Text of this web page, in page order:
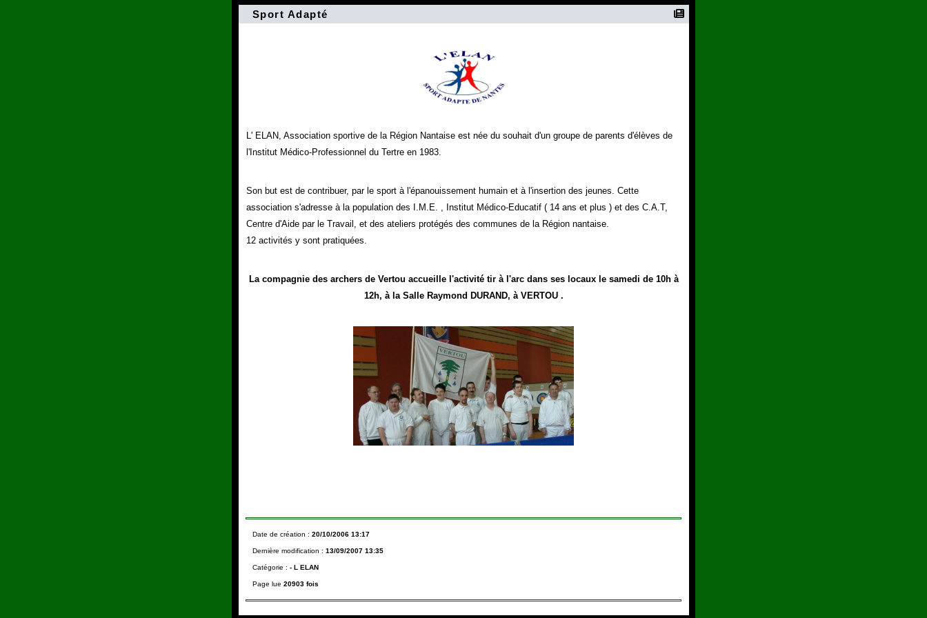
Sport Adapté
L' ELAN, Association sportive de la Région Nantaise est née du souhait d'un groupe de parents d'élèves de
l'Institut Médico-Professionnel du Tertre en 1983.
Son but est de contribuer, par le sport à l'épanouissement humain et à l'insertion des jeunes. Cette
association s'adresse à la population des I.M.E. , Institut Médico-Educatif ( 14 ans et plus ) et des C.A.T,
Centre d'Aide par le Travail, et des ateliers protégés des communes de la Région nantaise.
12 activités y sont pratiquées.
La compagnie des archers de Vertou accueille l'activité tir à l'arc dans ses locaux le samedi de 10h à
12h, à la Salle Raymond DURAND, à VERTOU .
Date de création : 20/10/2006 13:17
Dernière modification : 13/09/2007 13:35
Catégorie : - L ELAN
Page lue 20903 fois